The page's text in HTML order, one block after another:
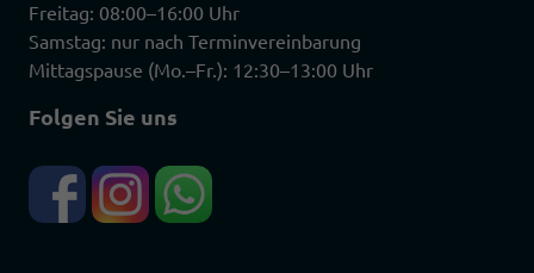
Freitag: 08:00–16:00 Uhr
Samstag: nur nach Terminvereinbarung
Mittagspause (Mo.–Fr.): 12:30–13:00 Uhr
Folgen Sie uns